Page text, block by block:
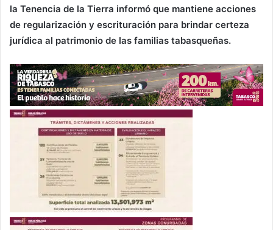
la Tenencia de la Tierra informó que mantiene acciones
de regularización y escrituración para brindar certeza
jurídica al patrimonio de las familias tabasqueñas.